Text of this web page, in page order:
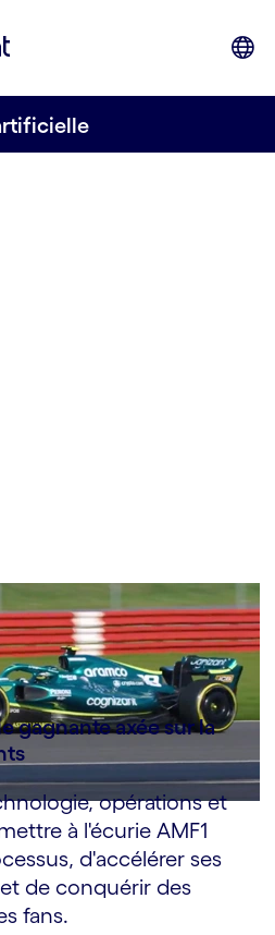
gagnante axée sur la
opérations et
à l'écurie AMF1
d'accélérer ses
de conquérir des
fans.